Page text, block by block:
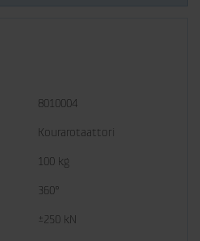
8010004
Kourarotaattori
100 kg
360°
±250 kN